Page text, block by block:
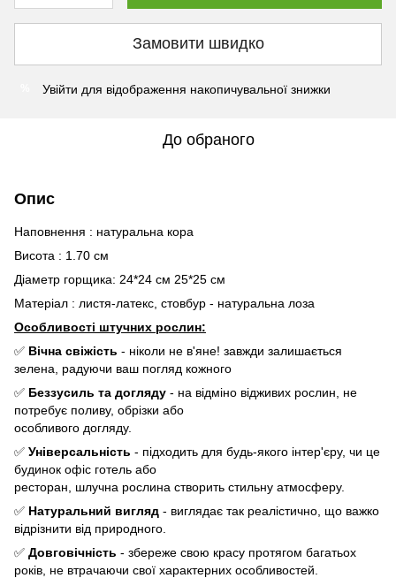
Замовити швидко
Увійти для відображення накопичувальної знижки
До обраного
Опис
Наповнення : натуральна кора
Висота : 1.70 см
Діаметр горщика: 24*24 см 25*25 см
Матеріал : листя-латекс, стовбур - натуральна лоза
Особливості штучних рослин:
✅ Вічна свіжість - ніколи не в'яне! завжди залишається
зелена, радуючи ваш погляд кожного
✅ Беззусиль та догляду - на відміно відживих рослин, не
потребує поливу, обрізки або
особливого догляду.
✅ Універсальність - підходить для будь-якого інтер'єру, чи це
будинок офіс готель або
ресторан, шлучна рослина створить стильну атмосферу.
✅ Натуральний вигляд - виглядає так реалістично, що важко
відрізнити від природного.
✅ Довговічність - збереже свою красу протягом багатьох
років, не втрачаючи свої характерних особливостей.